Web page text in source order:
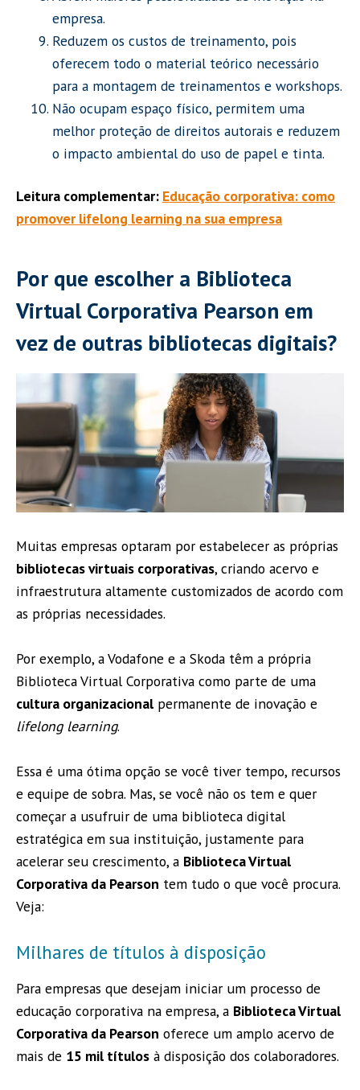
empresa.
Reduzem os custos de treinamento, pois
oferecem todo o material teórico necessário
para a montagem de treinamentos e workshops.
Não ocupam espaço físico, permitem uma
melhor proteção de direitos autorais e reduzem
o impacto ambiental do uso de papel e tinta.
Leitura complementar: Educação corporativa: como
promover lifelong learning na sua empresa
Por que escolher a Biblioteca
Virtual Corporativa Pearson em
vez de outras bibliotecas digitais?
Muitas empresas optaram por estabelecer as próprias
bibliotecas virtuais corporativas, criando acervo e
infraestrutura altamente customizados de acordo com
as próprias necessidades.
Por exemplo, a Vodafone e a Skoda têm a própria
Biblioteca Virtual Corporativa como parte de uma
cultura organizacional permanente de inovação e
lifelong learning.
Essa é uma ótima opção se você tiver tempo, recursos
e equipe de sobra. Mas, se você não os tem e quer
começar a usufruir de uma biblioteca digital
estratégica em sua instituição, justamente para
acelerar seu crescimento, a Biblioteca Virtual
Corporativa da Pearson tem tudo o que você procura.
Veja:
Milhares de títulos à disposição
Para empresas que desejam iniciar um processo de
educação corporativa na empresa, a Biblioteca Virtual
Corporativa da Pearson oferece um amplo acervo de
mais de 15 mil títulos à disposição dos colaboradores.